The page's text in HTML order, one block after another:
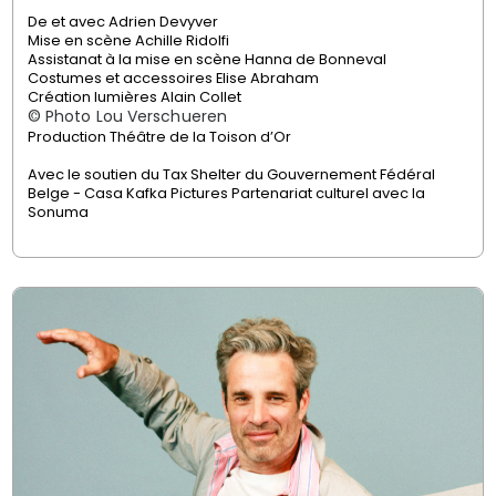
De et avecAdrien Devyver
Mise en scène Achille Ridolfi
Assistanat à la mise en scène Hanna de Bonneval
Costumes et accessoires Elise Abraham
Création lumières Alain Collet
© Photo Lou Verschueren
Production Théâtre de la Toison d’Or
Avec le soutien du Tax Shelter du Gouvernement Fédéral
Belge - Casa Kafka Pictures Partenariat culturel avec la
Sonuma